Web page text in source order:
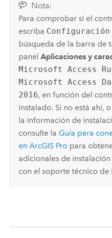
Nota:
Para comprobar si el
escriba Configuración
búsqueda de la barra de
panelAplicaciones y
Microsoft Access
Microsoft Access
2016, en función del
instalado. Si no está ahí,
la información de
consulte la Guía para
enArcGIS Pro para
adicionales de
con el soporte técnico de